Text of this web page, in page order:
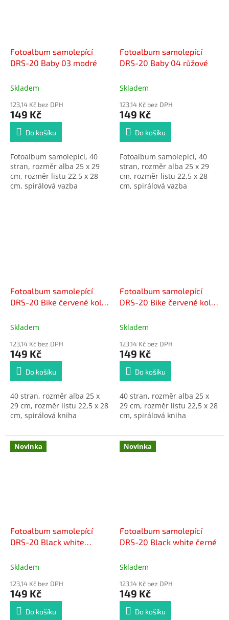
Fotoalbum samolepící
DRS-20 Baby 03 modré
Skladem
123,14 Kč bez DPH
149 Kč
Do košíku
Fotoalbum samolepicí, 40
stran, rozměr alba 25 x 29
cm, rozměr listu 22,5 x 28
cm, spirálová vazba
Fotoalbum samolepící
DRS-20 Baby 04 růžové
Skladem
123,14 Kč bez DPH
149 Kč
Do košíku
Fotoalbum samolepicí, 40
stran, rozměr alba 25 x 29
cm, rozměr listu 22,5 x 28
cm, spirálová vazba
Fotoalbum samolepící
DRS-20 Bike červené kolo
Skladem
123,14 Kč bez DPH
149 Kč
Do košíku
40 stran, rozměr alba 25 x
29 cm, rozměr listu 22,5 x 28
cm, spirálová kniha
Fotoalbum samolepící
DRS-20 Bike červené kolo
Skladem
123,14 Kč bez DPH
149 Kč
Do košíku
40 stran, rozměr alba 25 x
29 cm, rozměr listu 22,5 x 28
cm, spirálová kniha
Novinka
Fotoalbum samolepící
DRS-20 Black white
Skladem
123,14 Kč bez DPH
149 Kč
Do košíku
Novinka
Fotoalbum samolepící
DRS-20 Black white černé
Skladem
123,14 Kč bez DPH
149 Kč
Do košíku